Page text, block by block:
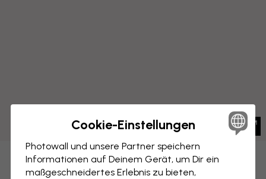
LEINWANDBILD
Cookie-Einstellungen
Photowall und unsere Partner speichern
Informationen auf Deinem Gerät, um Dir ein
maßgeschneidertes Erlebnis zu bieten,